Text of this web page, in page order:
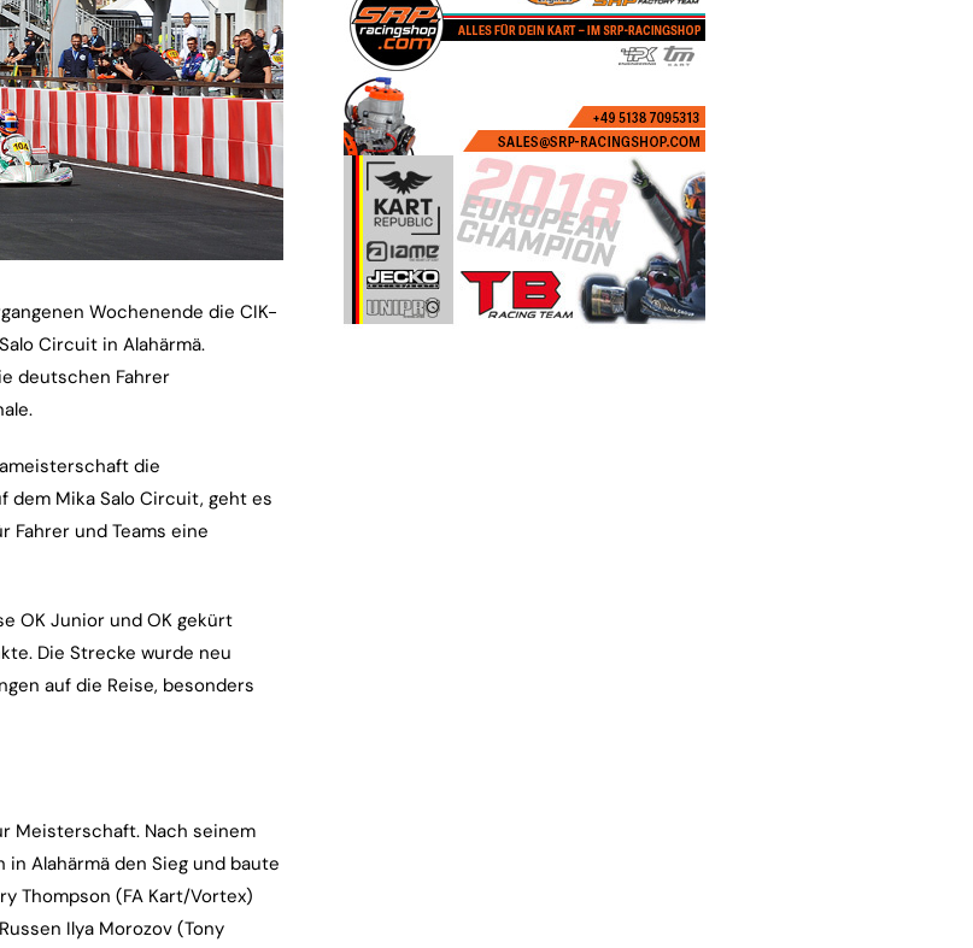
Wochenende die CIK-
Circuit in Alahärmä.
deutschen Fahrer
die
dem Mika Salo Circuit, geht es
Fahrer und Teams eine
OK Junior und OK gekürt
Die Strecke wurde neu
auf die Reise, besonders
Meisterschaft. Nach seinem
Alahärmä den Sieg und baute
Thompson (FA Kart/Vortex)
Ilya Morozov (Tony